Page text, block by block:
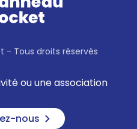
- Tous droits réservés
ou une association
nous